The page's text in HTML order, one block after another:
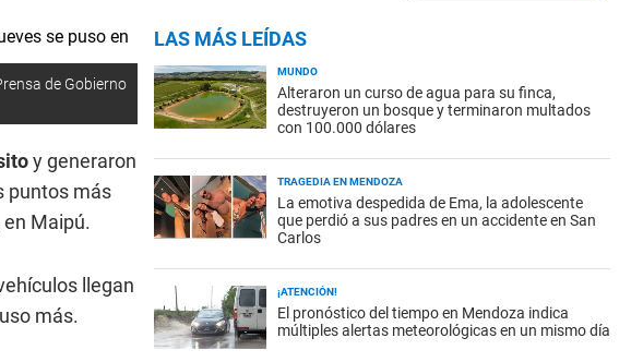
de Gobierno
y generaron
puntos más
en Maipú.
llegan
más.
LAS MÁS LEÍDAS
MUNDO
Alteraron un curso de agua para su finca,
destruyeron un bosque y terminaron multados
con 100.000 dólares
TRAGEDIA EN MENDOZA
La emotiva despedida de Ema, la adolescente
que perdió a sus padres en un accidente en San
Carlos
¡ATENCIÓN!
El pronóstico del tiempo en Mendoza indica
múltiples alertas meteorológicas en un mismo día